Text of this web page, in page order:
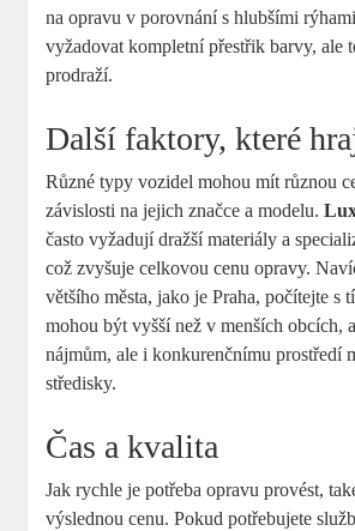
na opravu v porovnání s hlubšími
vyžadovat kompletní přestřik barvy, ale
prodraží.
Další faktory, které
Různé typy vozidel mohou mít různou
závislosti na jejich značce a modelu.
často vyžadují dražší materiály a
což zvyšuje celkovou cenu opravy.
většího města, jako je Praha, počítejte s
mohou být vyšší než v menších obcích,
nájmům, ale i konkurenčnímu prostředí
středisky.
Čas a kvalita
Jak rychle je potřeba opravu provést,
výslednou cenu. Pokud potřebujete